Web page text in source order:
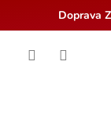
Doprava